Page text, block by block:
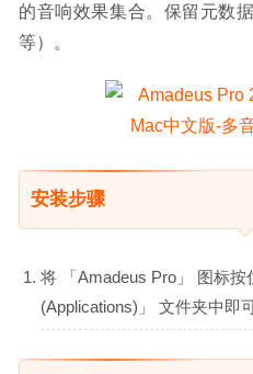
的音响效果集合。保留元数
等）。
安装步骤
将 「Amadeus Pro」 图标
(Applications)」 文件夹中即